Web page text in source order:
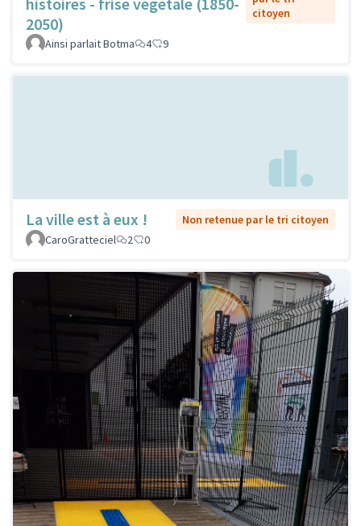
2050)
citoyen
Ainsi parlait Botma 4 9
La ville est à eux !
Non retenue par le tri citoyen
CaroGratteciel
2 0